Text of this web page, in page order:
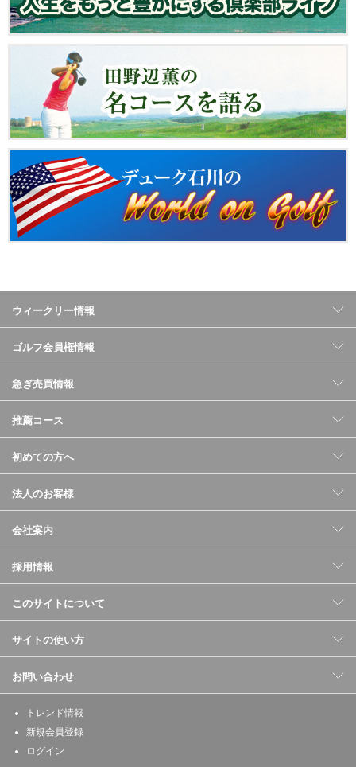
ウィークリー情報
ゴルフ会員権情報
急ぎ売買情報
推薦コース
初めての方へ
法人のお客様
会社案内
採用情報
このサイトについて
サイトの使い方
お問い合わせ
トレンド情報
新規会員登録
ログイン